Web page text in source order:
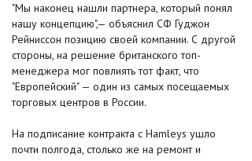
"Мы наконец нашли партнера, который понял
нашу концепцию",— объяснил СФ Гуджон
Рейниссон позицию своей компании. С другой
стороны, на решение британского топ-
менеджера мог повлиять тот факт, что
"Европейский" — один из самых посещаемых
торговых центров в России.
На подписание контракта с Hamleys ушло
почти полгода, столько же на ремонт и